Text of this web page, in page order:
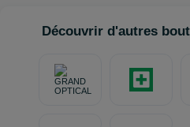
Découvrir d'autres